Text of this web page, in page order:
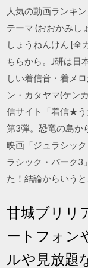
人気の動画ランキ
テーマ (おおかみし
しょうねんけん [全
ちらから。J研は日
しい着信音・着メ
ン・カタヤマ(ケン
信サイト「着信★う
第3弾。恐竜の島か
映画「ジュラシッ
ラシック・パーク3
た！結論からいう
甘城ブリリ
ートフォン
ルや見放題